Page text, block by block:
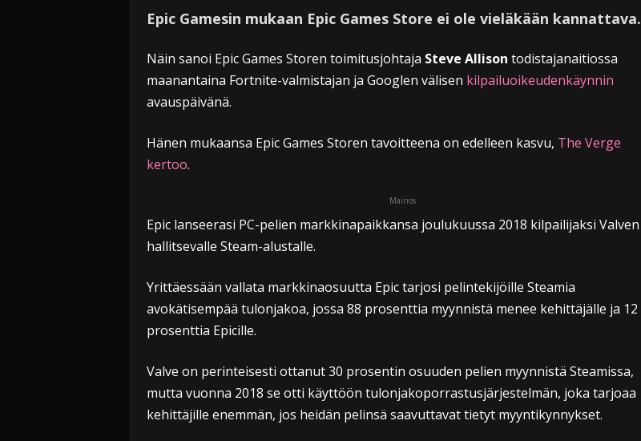
Epic Gamesin mukaan Epic Games Store ei ole vieläkään kannattava.
Näin sanoi Epic Games Storen toimitusjohtaja Steve Allison todistajanaitiossa
maanantaina Fortnite-valmistajan ja Googlen välisen kilpailuoikeudenkäynnin
avauspäivänä.
Hänen mukaansa Epic Games Storen tavoitteena on edelleen kasvu, The Verge
kertoo.
Mainos
Epic lanseerasi PC-pelien markkinapaikkansa joulukuussa 2018 kilpailijaksi Valven
hallitsevalle Steam-alustalle.
Yrittäessään vallata markkinaosuutta Epic tarjosi pelintekijöille Steamia
avokätisempää tulonjakoa, jossa 88 prosenttia myynnistä menee kehittäjälle ja 12
prosenttia Epicille.
Valve on perinteisesti ottanut 30 prosentin osuuden pelien myynnistä Steamissa,
mutta vuonna 2018 se otti käyttöön tulonjakoporrastusjärjestelmän, joka tarjoaa
kehittäjille enemmän, jos heidän pelinsä saavuttavat tietyt myyntikynnykset.